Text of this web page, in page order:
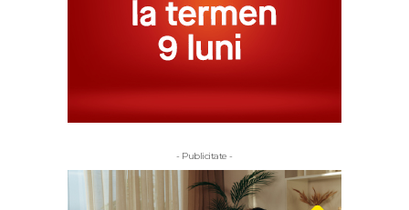
- Publicitate -